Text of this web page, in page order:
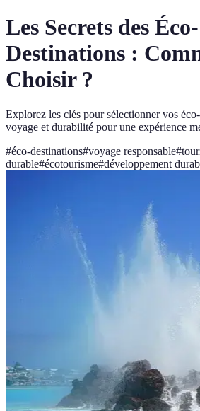
Les Secrets des Éco-
Destinations :
Choisir ?
Explorez les clés pour sélectionner vos
voyage et durabilité pour une expérience
#éco-destinations#voyage responsable#
durable#écotourisme#développement